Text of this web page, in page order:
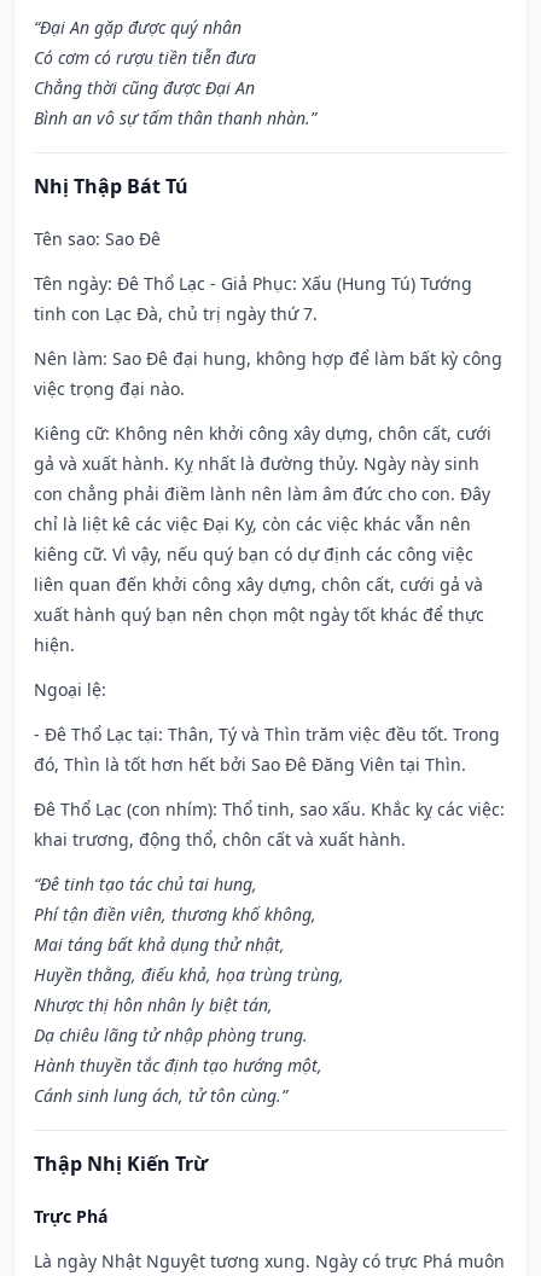
“Đại An gặp được quý nhân
Có cơm có rượu tiền tiễn đưa
Chẳng thời cũng được Đại An
Bình an vô sự tấm thân thanh nhàn.”
Nhị Thập Bát Tú
Tên sao: Sao Đê
Tên ngày: Đê Thổ Lạc - Giả Phục: Xấu (Hung Tú) Tướng
tinh con Lạc Đà, chủ trị ngày thứ 7.
Nên làm: Sao Đê đại hung, không hợp để làm bất kỳ công
việc trọng đại nào.
Kiêng cữ: Không nên khởi công xây dựng, chôn cất, cưới
gả và xuất hành. Kỵ nhất là đường thủy. Ngày này sinh
con chẳng phải điềm lành nên làm âm đức cho con. Đây
chỉ là liệt kê các việc Đại Kỵ, còn các việc khác vẫn nên
kiêng cữ. Vì vậy, nếu quý bạn có dự định các công việc
liên quan đến khởi công xây dựng, chôn cất, cưới gả và
xuất hành quý bạn nên chọn một ngày tốt khác để thực
hiện.
Ngoại lệ:
- Đê Thổ Lạc tại: Thân, Tý và Thìn trăm việc đều tốt. Trong
đó, Thìn là tốt hơn hết bởi Sao Đê Đăng Viên tại Thìn.
Đê Thổ Lạc (con nhím): Thổ tinh, sao xấu. Khắc kỵ các việc:
khai trương, động thổ, chôn cất và xuất hành.
“Đê tinh tạo tác chủ tai hung,
Phí tận điền viên, thương khố không,
Mai táng bất khả dụng thử nhật,
Huyền thằng, điếu khả, họa trùng trùng,
Nhược thị hôn nhân ly biệt tán,
Dạ chiêu lãng tử nhập phòng trung.
Hành thuyền tắc định tạo hướng một,
Cánh sinh lung ách, tử tôn cùng.”
Thập Nhị Kiến Trừ
Trực Phá
Là ngày Nhật Nguyệt tương xung. Ngày có trực Phá muôn